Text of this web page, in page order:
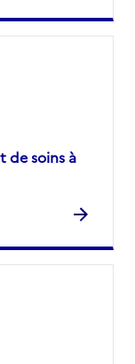
de soins à